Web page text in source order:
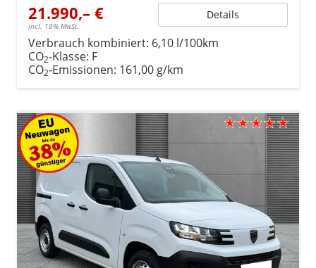
21.990,– €
incl. 19% MwSt.
Details
Verbrauch kombiniert: 6,10 l/100km
CO2-Klasse: F
CO2-Emissionen: 161,00 g/km